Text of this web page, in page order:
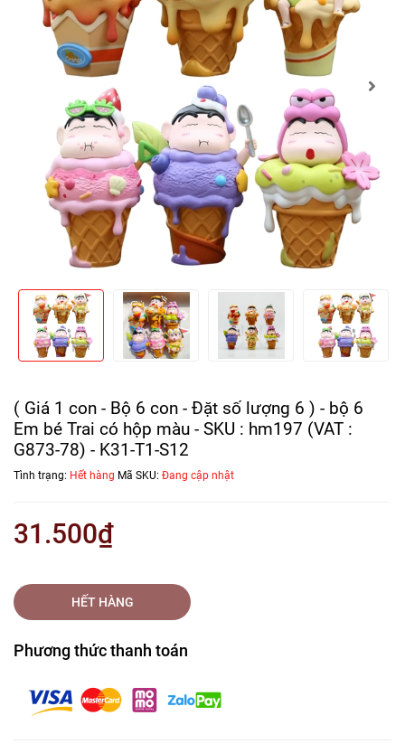
( Giá 1 con - Bộ 6 con - Đặt số lượng 6 ) - bộ 6
Em bé Trai có hộp màu - SKU : hm197 (VAT :
G873-78) - K31-T1-S12
Tình trạng: Hết hàng Mã SKU: Đang cập nhật
31.500₫
HẾT HÀNG
Phương thức thanh toán